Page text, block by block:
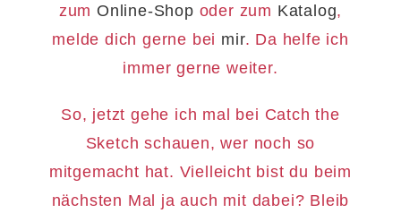
zum Online-Shop oder zum Katalog,
melde dich gerne bei mir. Da helfe ich
immer gerne weiter.
So, jetzt gehe ich mal bei Catch the
Sketch schauen, wer noch so
mitgemacht hat. Vielleicht bist du beim
nächsten Mal ja auch mit dabei? Bleib